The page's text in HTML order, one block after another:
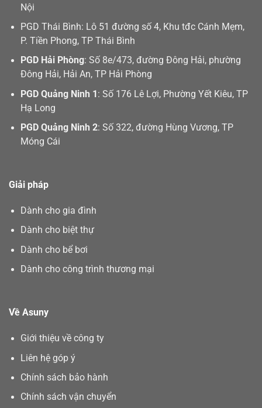
Nội
PGD Thái Bình: Lô 51 đường số 4, Khu tđc Cánh Mẹm,
P. Tiền Phong, TP Thái Bình
PGD Hải Phòng: Số 8e/473, đường Đông Hải, phường
Đông Hải, Hải An, TP Hải Phòng
PGD Quảng Ninh 1 : Số 176 Lê Lợi, Phường Yết Kiêu, TP
Hạ Long
PGD Quảng Ninh 2: Số 322, đường Hùng Vương, TP
Móng Cái
Giải pháp
Dành cho gia đình
Dành cho biệt thự
Dành cho bể bơi
Dành cho công trình thương mại
Về Asuny
Giới thiệu về công ty
Liên hệ góp ý
Chính sách bảo hành
Chính sách vận chuyển